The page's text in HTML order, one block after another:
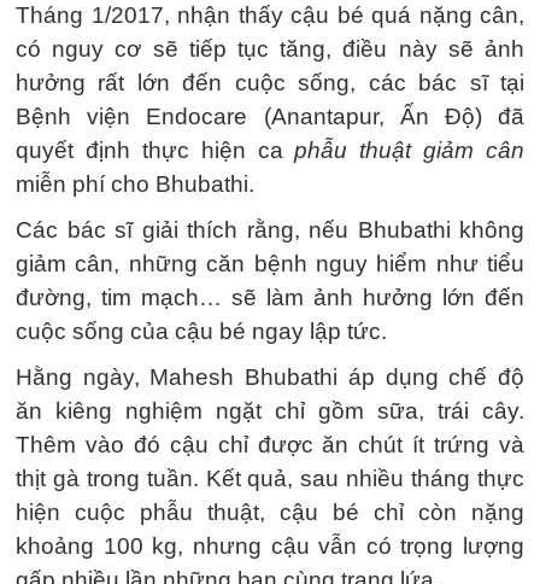
Tháng 1/2017, nhận thấy cậu bé quá nặng cân,
có nguy cơ sẽ tiếp tục tăng, điều này sẽ ảnh
hưởng rất lớn đến cuộc sống, các bác sĩ tại
Bệnh viện Endocare (Anantapur, Ấn Độ) đã
quyết định thực hiện caphẫu thuật giảm cân
miễn phí cho Bhubathi.
Các bác sĩ giải thích rằng, nếu Bhubathi không
giảm cân, những căn bệnh nguy hiểm như tiểu
đường, tim mạch… sẽ làm ảnh hưởng lớn đến
cuộc sống của cậu bé ngay lập tức.
Hằng ngày, Mahesh Bhubathi áp dụng chế độ
ăn kiêng nghiệm ngặt chỉ gồm sữa, trái cây.
Thêm vào đó cậu chỉ được ăn chút ít trứng và
thịt gà trong tuần. Kết quả, sau nhiều tháng thực
hiện cuộc phẫu thuật, cậu bé chỉ còn nặng
khoảng 100 kg, nhưng cậu vẫn có trọng lượng